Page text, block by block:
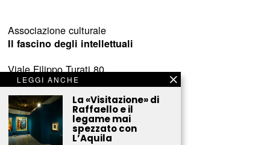
Associazione culturale
Il fascino degli intellettuali
Viale Filippo Turati 80
c/o Castelnovo
23900 Lecco (LC)
www.fascinointellettuali.it
info[at]fascinointellettuali.it
LEGGI ANCHE
La «Visitazione» di
Raffaello e il
legame mai
spezzato con
L’Aquila